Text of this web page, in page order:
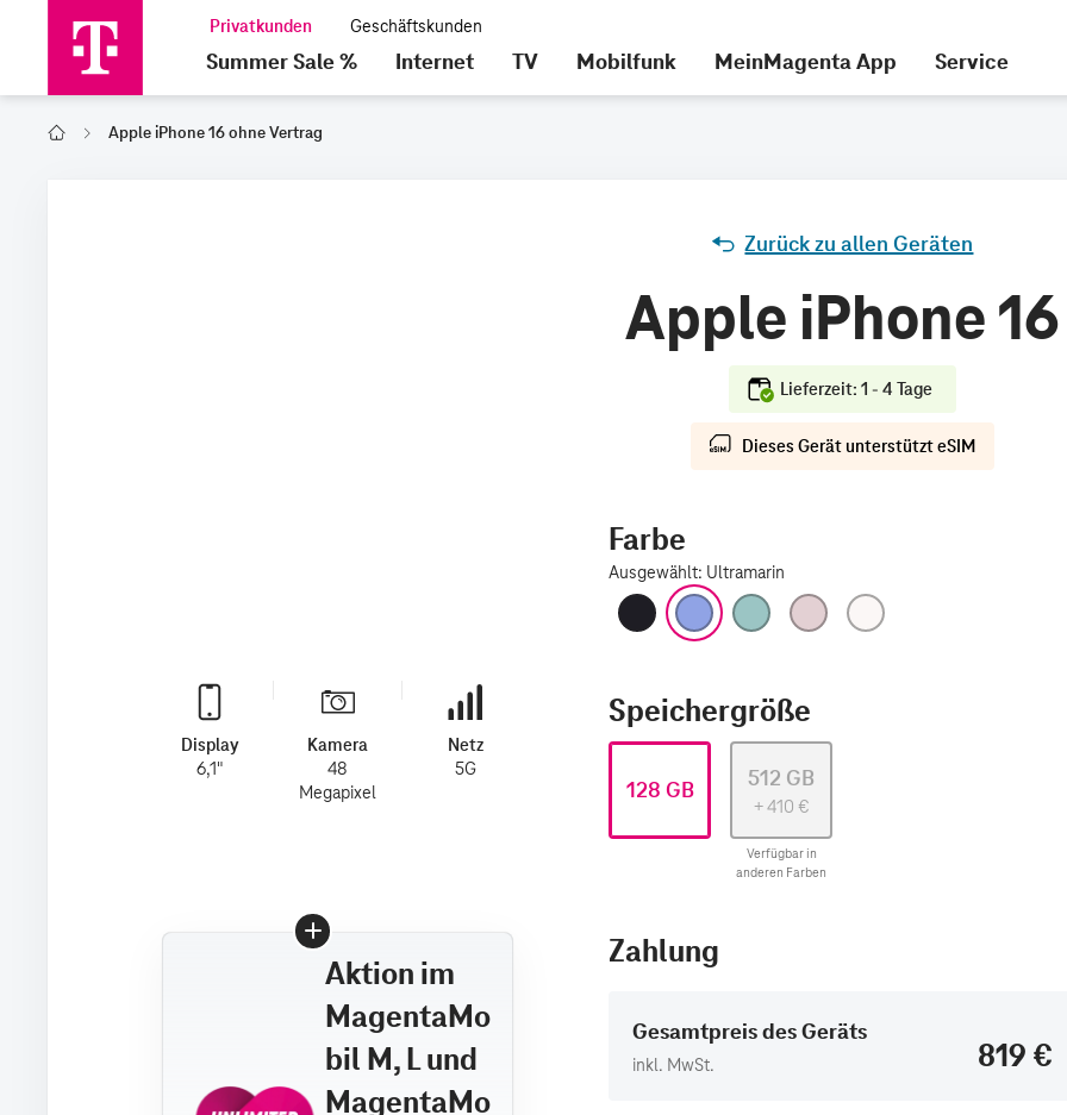
Summer Sale % Internet TV Mobilfunk MeinMagenta App Service
Home Apple iPhone 16 ohne Vertrag
Display
6,1"
Kamera
48
Megapixel
Netz
5G
Aktion im
MagentaMo
bil M, L und
MagentaMo
Zurück zu allen Geräten
Apple iPhone 16
Lieferzeit: 1 - 4 Tage
Dieses Gerät unterstützt eSIM
Farbe
Ausgewählt: Ultramarin
Schwarz
UltramarinBlaugrün Pink
Speichergröße
128 GB 512 GB
+410 €
Verfügbar in
anderen Farben
Zahlung
Gesamtpreis des Geräts
inkl. MwSt. 819 €